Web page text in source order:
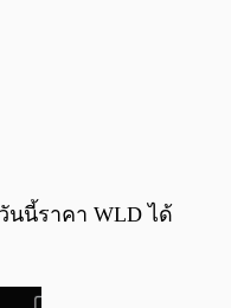
/0:00
นนี้ราคา WLD ได้